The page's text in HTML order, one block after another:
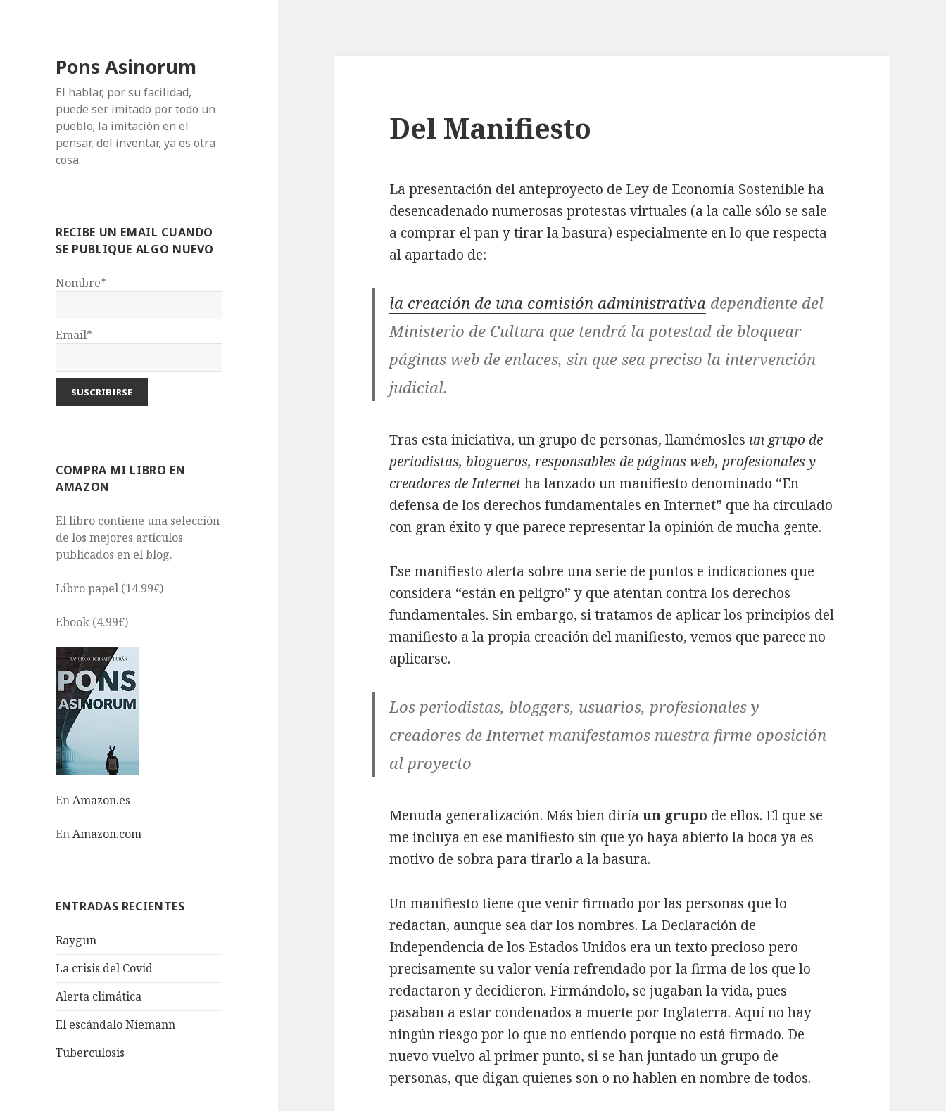
Pons Asinorum
El hablar, por su facilidad,
puede ser imitado por todo un
pueblo; la imitación en el
pensar, del inventar, ya es otra
cosa.
RECIBE UN EMAIL CUANDO
SE PUBLIQUE ALGO NUEVO
Nombre*
Email*
COMPRA MI LIBRO EN
AMAZON
El libro contiene una selección
de los mejores artículos
publicados en el blog.
Libro papel (14.99€)
Ebook (4.99€)
EnAmazon.es
EnAmazon.com
ENTRADAS RECIENTES
Raygun
La crisis del Covid
Alerta climática
El escándalo Niemann
Tuberculosis
Del Manifiesto
La presentación del anteproyecto de Ley de Economía Sostenible ha
desencadenado numerosas protestas virtuales (a la calle sólo se sale
a comprar el pan y tirar la basura) especialmente en lo que respecta
al apartado de:
la creación de una comisión administrativa dependiente del
Ministerio de Cultura que tendrá la potestad de bloquear
páginas web de enlaces, sin que sea preciso la intervención
judicial.
Tras esta iniciativa, un grupo de personas, llamémosles un grupo de
periodistas, blogueros, responsables de páginas web, profesionales y
creadores de Internetha lanzado un manifiesto denominado “En
defensa de los derechos fundamentales en Internet” que ha circulado
con gran éxito y que parece representar la opinión de mucha gente.
Ese manifiesto alerta sobre una serie de puntos e indicaciones que
considera “están en peligro” y que atentan contra los derechos
fundamentales. Sin embargo, si tratamos de aplicar los principios del
manifiesto a la propia creación del manifiesto, vemos que parece no
aplicarse.
Los periodistas, bloggers, usuarios, profesionales y
creadores de Internet manifestamos nuestra firme oposición
al proyecto
Menuda generalización. Más bien diríaun grupo de ellos. El que se
me incluya en ese manifiesto sin que yo haya abierto la boca ya es
motivo de sobra para tirarlo a la basura.
Un manifiesto tiene que venir firmado por las personas que lo
redactan, aunque sea dar los nombres. La Declaración de
Independencia de los Estados Unidos era un texto precioso pero
precisamente su valor venía refrendado por la firma de los que lo
redactaron y decidieron. Firmándolo, se jugaban la vida, pues
pasaban a estar condenados a muerte por Inglaterra. Aquí no hay
ningún riesgo por lo que no entiendo porque no está firmado. De
nuevo vuelvo al primer punto, si se han juntado un grupo de
personas, que digan quienes son o no hablen en nombre de todos.